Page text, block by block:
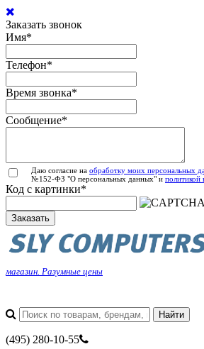
Заказать звонок
Имя*
Телефон*
Время звонка*
Сообщение*
Даю согласие на обработку моих персональных
№152-ФЗ "О персональных данных" и политикой
Код с картинки*
Заказать
магазин. Разумные цены
(495) 280-10-55